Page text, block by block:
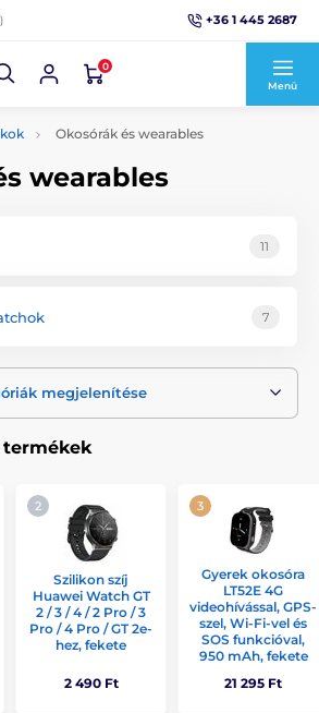
+36 1 445 2687
0
Menü
Okosórák és wearables
wearables
11
7
megjelenítése
Szilikon szíj
Huawei Watch GT
2 / 3 / 4 / 2 Pro / 3
Pro / 4 Pro / GT 2e-
hez, fekete
2 490 Ft
Gyerek okosóra
LT52E 4G
videohívással, GPS-
szel, Wi-Fi-vel és
SOS funkcióval,
950 mAh, fekete
21 295 Ft